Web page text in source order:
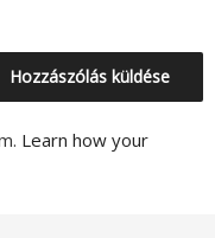
Learn how your